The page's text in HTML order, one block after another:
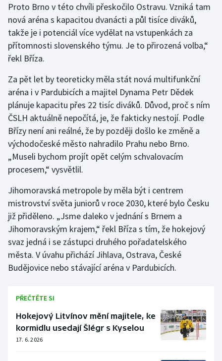
Rychlostní kanoistika
Short track
Sportovní střelba
Stolní tenis
Triatlon
Veslování
Vodní slalom
Ostatní
Proto Brno v této chvíli přeskočilo Ostravu. Vzniká tam
nová aréna s kapacitou dvanácti a půl tisíce diváků,
takže je i potenciál více vydělat na vstupenkách za
přítomnosti slovenského týmu. Je to přirozená volba,“
řekl Bříza.
Za pět let by teoreticky měla stát nová multifunkční
aréna i v Pardubicích a majitel Dynama Petr Dědek
plánuje kapacitu přes 22 tisíc diváků. Důvod, proč s ním
ČSLH aktuálně nepočítá, je, že fakticky nestojí. Podle
Břízy není ani reálné, že by později došlo ke změně a
východočeské město nahradilo Prahu nebo Brno.
„Museli bychom projít opět celým schvalovacím
procesem,“ vysvětlil.
Jihomoravská metropole by měla být i centrem
mistrovství světa juniorů v roce 2030, které bylo Česku
již přiděleno. „Jsme daleko v jednání s Brnem a
Jihomoravským krajem,“ řekl Bříza s tím, že hokejový
svaz jedná i se zástupci druhého pořadatelského
města. V úvahu přichází Jihlava, Ostrava, České
Budějovice nebo stávající aréna v Pardubicích.
PŘEČTĚTE SI
Hokejový Litvínov mění majitele, ke
kormidlu usedají Šlégr s Kyselou
17. 6. 2026